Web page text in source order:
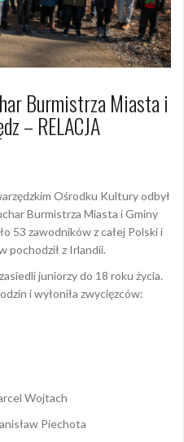
Burmistrza Miasta i
– RELACJA
Ośrodku Kultury odbył
Burmistrza Miasta i Gminy
53 zawodników z całej Polski i
pochodził z Irlandii.
juniorzy do 18 roku życia.
i wyłoniła zwycięzców:
Wojtach
Piechota